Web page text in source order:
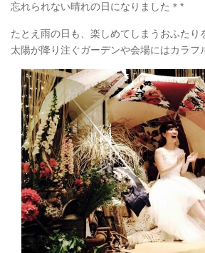
忘れられない晴れの日になりました＊*
たとえ雨の日も、楽しめてしまうおふたり
太陽が降り注ぐガーデンや会場にはカラフ